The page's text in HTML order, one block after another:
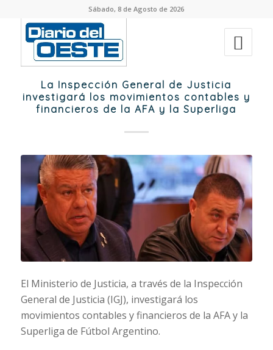
Sábado, 8 de Agosto de 2026
La Inspección General de Justicia
investigará los movimientos contables y
financieros de la AFA y la Superliga
El Ministerio de Justicia, a través de la Inspección
General de Justicia (IGJ), investigará los
movimientos contables y financieros de la AFA y la
Superliga de Fútbol Argentino.